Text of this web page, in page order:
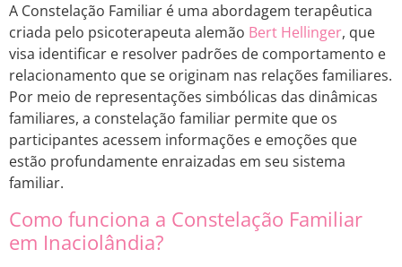
A Constelação Familiar é uma abordagem terapêutica
criada pelo psicoterapeuta alemão Bert Hellinger, que
visa identificar e resolver padrões de comportamento e
relacionamento que se originam nas relações familiares.
Por meio de representações simbólicas das dinâmicas
familiares, a constelação familiar permite que os
participantes acessem informações e emoções que
estão profundamente enraizadas em seu sistema
familiar.
Como funciona a Constelação Familiar
em Inaciolândia?